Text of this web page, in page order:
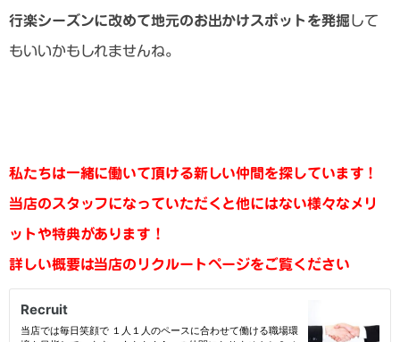
行楽シーズンに改めて地元のお出かけスポットを発掘して
もいいかもしれませんね。
私たちは一緒に働いて頂ける新しい仲間を探しています！
当店のスタッフになっていただくと他にはない様々なメリ
ットや特典があります！
詳しい概要は当店のリクルートページをご覧ください